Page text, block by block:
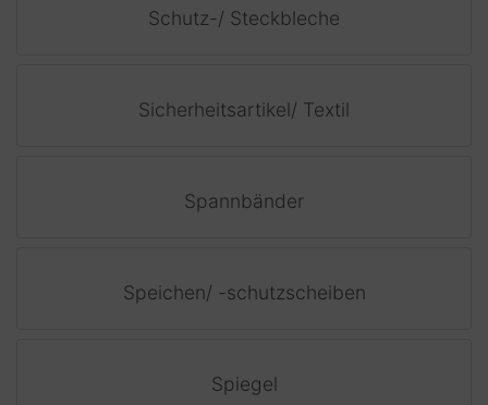
Schutz-/ Steckbleche
Sicherheitsartikel/ Textil
Spannbänder
Speichen/ -schutzscheiben
Spiegel